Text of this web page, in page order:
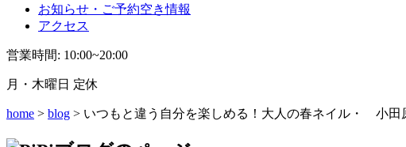
お知らせ・ご予約空き情報
アクセス
営業時間: 10:00~20:00
月・木曜日 定休
home > blog > いつもと違う自分を楽しめる！大人の春ネイル・ 小